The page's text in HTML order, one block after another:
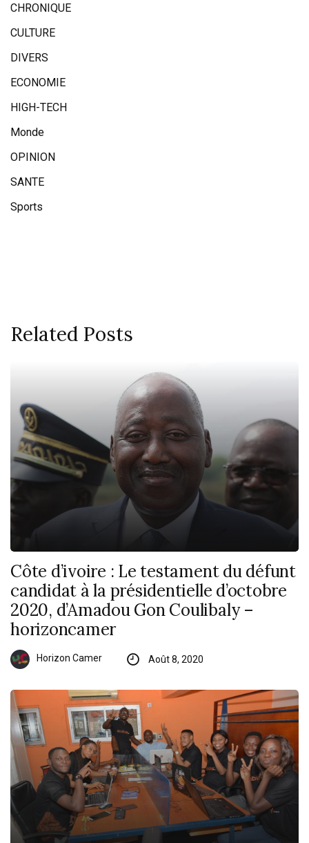
CHRONIQUE
CULTURE
DIVERS
ECONOMIE
HIGH-TECH
Monde
OPINION
SANTE
Sports
Related Posts
Côte d’ivoire : Le testament du défunt
candidat à la présidentielle d’octobre
2020, d’Amadou Gon Coulibaly –
horizoncamer
Horizon Camer Août 8, 2020